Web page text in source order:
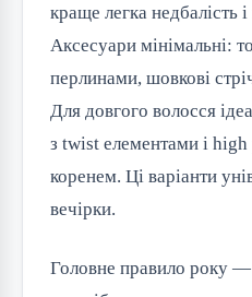
краще легка недбалість
Аксесуари мінімальні:
перлинами, шовкові
Для довгого волосся
з twist елементами і
коренем. Ці варіанти
вечірки.
Головне правило року —